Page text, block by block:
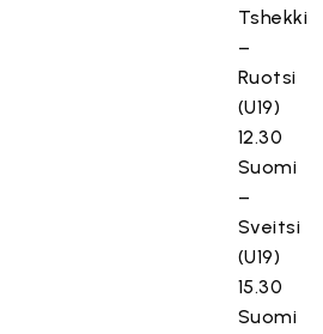
Tshekki
–
Ruotsi
(U19)
12.30
Suomi
–
Sveitsi
(U19)
15.30
Suomi